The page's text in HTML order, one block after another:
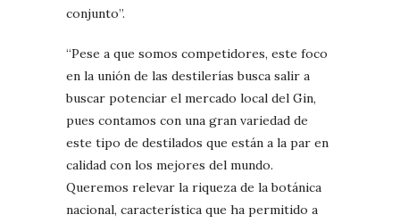
conjunto”.
“Pese a que somos competidores, este foco
en la unión de las destilerías busca salir a
buscar potenciar el mercado local del Gin,
pues contamos con una gran variedad de
este tipo de destilados que están a la par en
calidad con los mejores del mundo.
Queremos relevar la riqueza de la botánica
nacional, característica que ha permitido a